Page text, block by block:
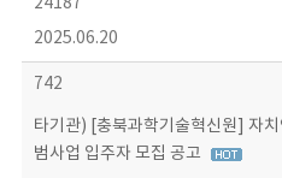
2025.06.20
742
타기관) [충북과학기술혁신원] 자
범사업 입주자 모집 공고